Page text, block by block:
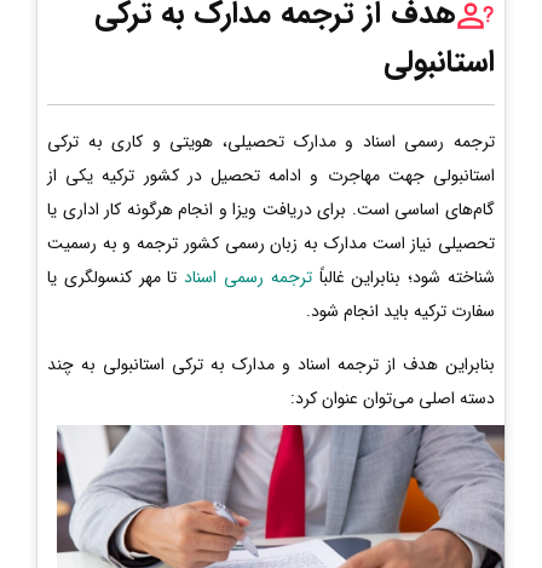
هدف از ترجمه مدارک به ترکی
استانبولی
ترجمه رسمی اسناد و مدارک تحصیلی، هویتی و کاری به ترکی
استانبولی جهت مهاجرت و ادامه تحصیل در کشور ترکیه یکی از
گام‌های اساسی است. برای دریافت ویزا و انجام هرگونه کار اداری یا
تحصیلی نیاز است مدارک به زبان رسمی کشور ترجمه و به رسمیت
شناخته شود؛ بنابراین غالباًترجمه رسمی اسنادتا مهر کنسولگری یا
سفارت ترکیه باید انجام شود.
بنابراین هدف از ترجمه اسناد و مدارک به ترکی استانبولی به چند
دسته اصلی می‌توان عنوان کرد: